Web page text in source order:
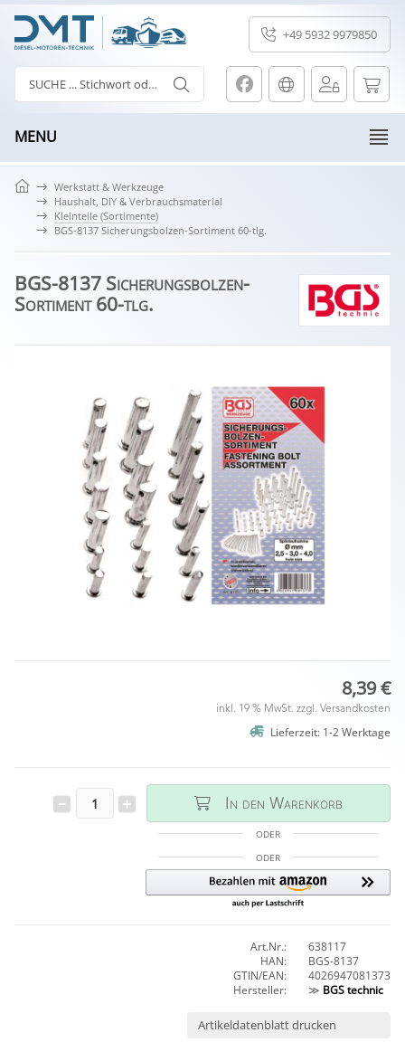
+49 5932 9979850
MENU
Werkstatt & Werkzeuge
Haushalt, DIY & Verbrauchsmaterial
Kleinteile (Sortimente)
BGS-8137 Sicherungsbolzen-Sortiment 60-tlg.
BGS-8137 Sicherungsbolzen-
Sortiment 60-tlg.
8,39 €
inkl. 19 % MwSt. zzgl. Versandkosten
Lieferzeit: 1-2 Werktage
In den Warenkorb
ODER
ODER
Art.Nr.:
638117
HAN:
BGS-8137
GTIN/EAN:
4026947081373
Hersteller:
≫ BGS technic
Artikeldatenblatt drucken